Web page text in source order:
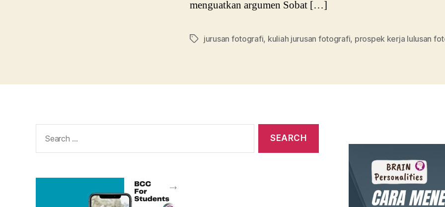
menguatkan argumen Sobat […]
Tagsjurusan fotografi, kuliah jurusan fotografi, prospek kerja lulusan
for: